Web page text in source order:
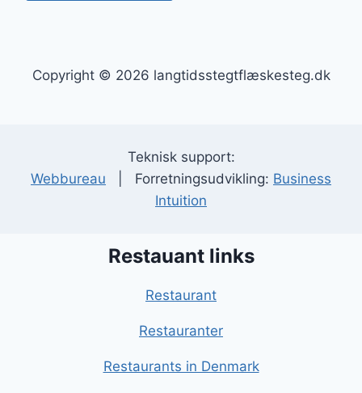
Copyright © 2026 langtidsstegtflæskesteg.dk
Teknisk support:
Webbureau | Forretningsudvikling: Business
Intuition
Restauant links
Restaurant
Restauranter
Restaurants in Denmark